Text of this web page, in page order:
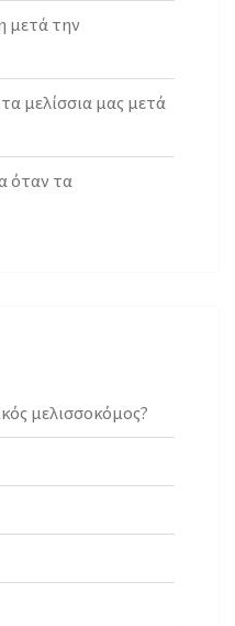
μετά την
μελίσσια μας μετά
όταν τα
μελισσοκόμος?